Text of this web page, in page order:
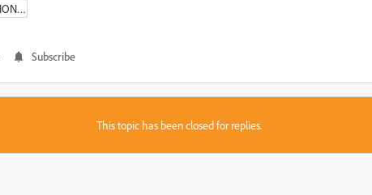
SOLICITUD_DEVOLUCION_DE_MI_DINERO_ACROBATA-18_DE_ABRIL_DE_2023.pdf
Subscribe
This topic has been closed for replies.